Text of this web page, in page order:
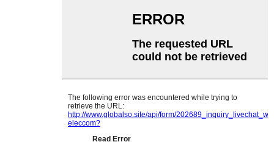
Swahili
Tajik
Telugu
Ukrainian
Urdu